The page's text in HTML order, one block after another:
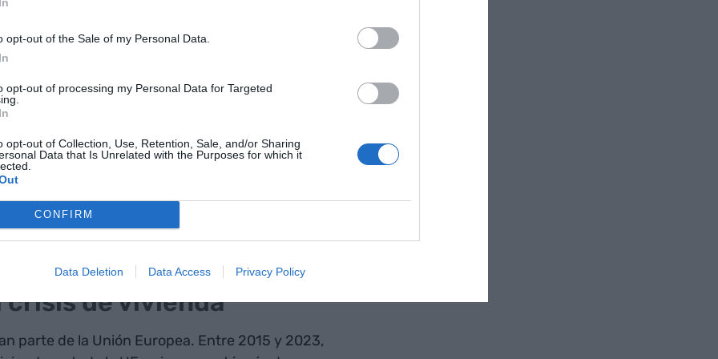
opt-out of the Sale of my Personal Data.
opt-out of processing my Personal Data for Targeted
opt-out of Collection, Use, Retention, Sale, and/or Sharing
Data that Is Unrelated with the Purposes for which it
CONFIRM
Data Deletion Data Access Privacy Policy
para
es
cuenta con un comisario a cargo de
Durante la comparecencia de este jueves, tanto
del comité de Industria han destinado gran
energética. De hecho, Jørgensen solo ha
inicial.
crisis de vivienda
parte de la Unión Europea. Entre 2015 y 2023,